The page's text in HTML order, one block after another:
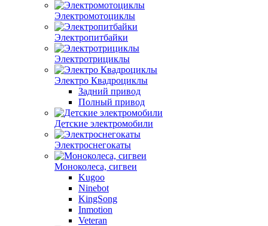
Электромотоциклы
Электропитбайки
Электротрициклы
Электро Квадроциклы
Задний привод
Полный привод
Детские электромобили
Электроснегокаты
Моноколеса, сигвеи
Kugoo
Ninebot
KingSong
Inmotion
Veteran